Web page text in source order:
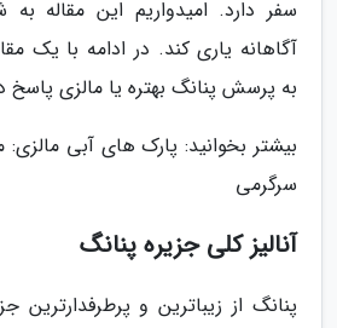
سفر دارد. امیدواریم این مقاله
آگاهانه یاری کند. در ادامه با یک
به پرسش پنانگ بهتره یا مالزی پاسخ
بیشتر بخوانید: پارک های آبی
سرگرمی
آنالیز کلی جزیره پنانگ
پنانگ از زیباترین و پرطرفدارترین